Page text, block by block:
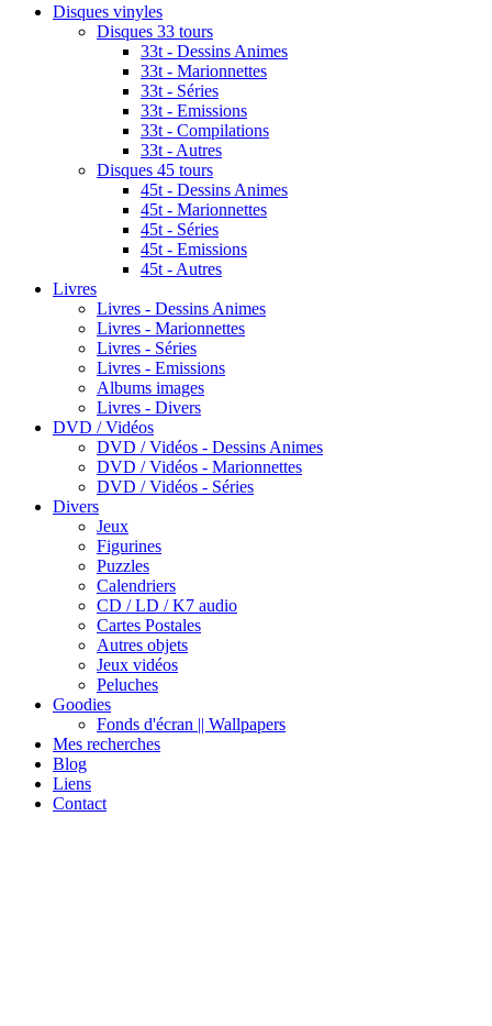
Disques vinyles
Disques 33 tours
33t - Dessins Animes
33t - Marionnettes
33t - Séries
33t - Emissions
33t - Compilations
33t - Autres
Disques 45 tours
45t - Dessins Animes
45t - Marionnettes
45t - Séries
45t - Emissions
45t - Autres
Livres
Livres - Dessins Animes
Livres - Marionnettes
Livres - Séries
Livres - Emissions
Albums images
Livres - Divers
DVD / Vidéos
DVD / Vidéos - Dessins Animes
DVD / Vidéos - Marionnettes
DVD / Vidéos - Séries
Divers
Jeux
Figurines
Puzzles
Calendriers
CD / LD / K7 audio
Cartes Postales
Autres objets
Jeux vidéos
Peluches
Goodies
Fonds d'écran || Wallpapers
Mes recherches
Blog
Liens
Contact